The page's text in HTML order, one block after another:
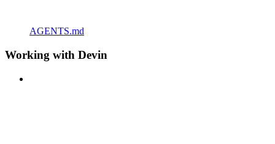
AGENTS.md
Working with Devin